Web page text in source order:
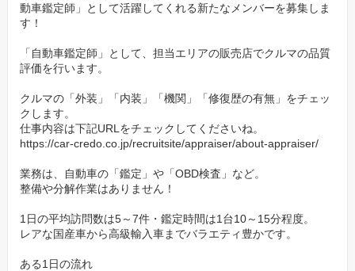
動車鑑定師」として活躍してくれる新たなメンバーを募集しま
す！
「自動車鑑定師」として、担当エリアの販売店でクルマの品質
評価を行います。
クルマの「外装」「内装」「機関」「修復歴の有無」をチェッ
クします。
仕事内容は下記URLをチェックしてくださいね。
https://car-credo.co.jp/recruitsite/appraiser/about-appraiser/
業務は、自動車の「鑑定」や「OBD検査」など。
整備や分解作業はありません！
1日の平均訪問数は5～7件・鑑定時間は1台10～15分程度。
レアな国産車から高級輸入車までバラエティ豊かです。
ある1日の流れ